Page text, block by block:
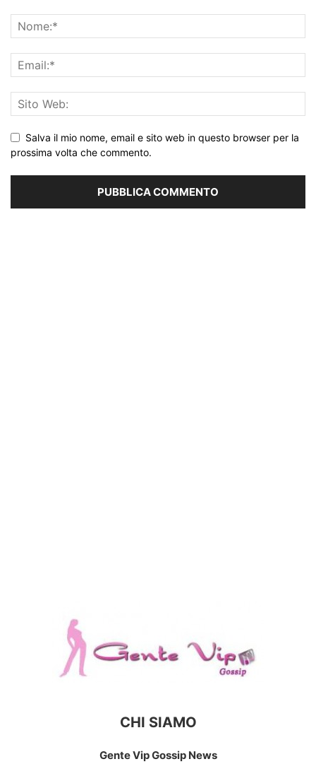
Salva il mio nome, email e sito web in questo browser per la
prossima volta che commento.
CHI SIAMO
Gente Vip Gossip News